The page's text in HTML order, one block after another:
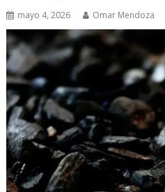
mayo 4, 2026 Omar Mendoza